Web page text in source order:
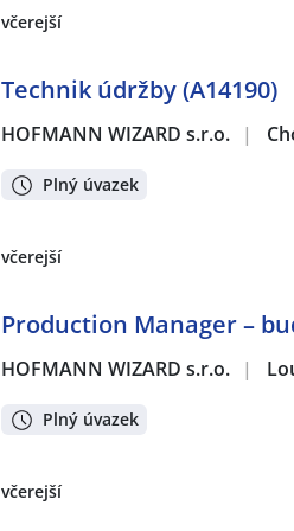
včerejší
Technik údržby (A14190)
HOFMANN WIZARD s.r.o. |
Plný úvazek
včerejší
Production Manager –
HOFMANN WIZARD s.r.o. |
Plný úvazek
včerejší